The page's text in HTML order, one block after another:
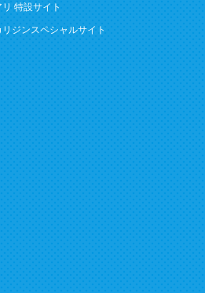
リ 特設サイト
リジンスペシャルサイト